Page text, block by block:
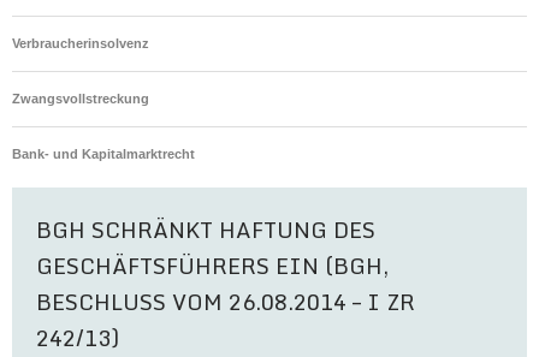
Verbraucherinsolvenz
Zwangsvollstreckung
Bank- und Kapitalmarktrecht
BGH SCHRÄNKT HAFTUNG DES
GESCHÄFTSFÜHRERS EIN (BGH,
BESCHLUSS VOM 26.08.2014 – I ZR
242/13)